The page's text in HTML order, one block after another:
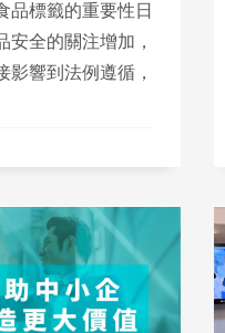
品標籤的重要性日
安全的關注增加，
影響到法例遵循，